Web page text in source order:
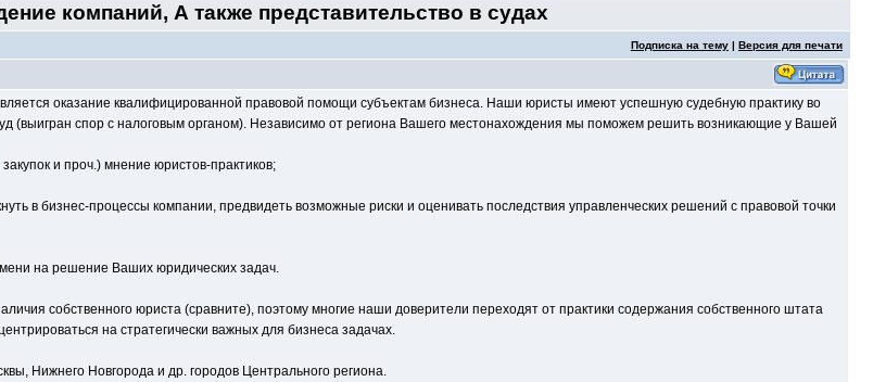
компаний, А также представительство в судах
Подписка на тему| Версия для печати
оказание квалифицированной правовой помощи субъектам бизнеса. Наши юристы имеют успешную судебную практику во
(выигран спор с налоговым органом). Независимо от региона Вашего местонахождения мы поможем решить возникающие у Вашей
и проч.) мнение юристов-практиков;
в бизнес-процессы компании, предвидеть возможные риски и оценивать последствия управленческих решений с правовой точки
на решение Ваших юридических задач.
собственного юриста (сравните), поэтому многие наши доверители переходят от практики содержания собственного штата
на стратегически важных для бизнеса задачах.
Нижнего Новгорода и др. городов Центрального региона.